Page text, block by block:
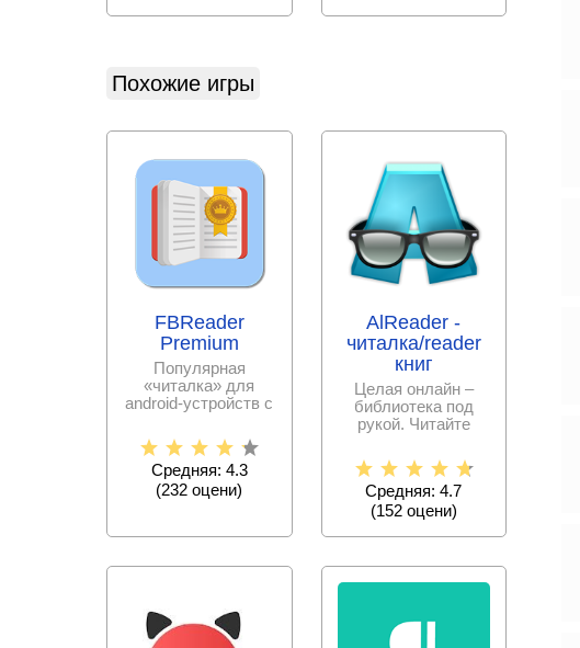
Похожие игры
FBReader
Premium
Популярная
«читалка» для
android-устройств с
основных книжных
Средняя: 4.3
(232 оцени)
AlReader -
читалка/reader
книг
Целая онлайн –
библиотека под
рукой. Читайте
ставьте закладки в
Средняя: 4.7
(152оцени)